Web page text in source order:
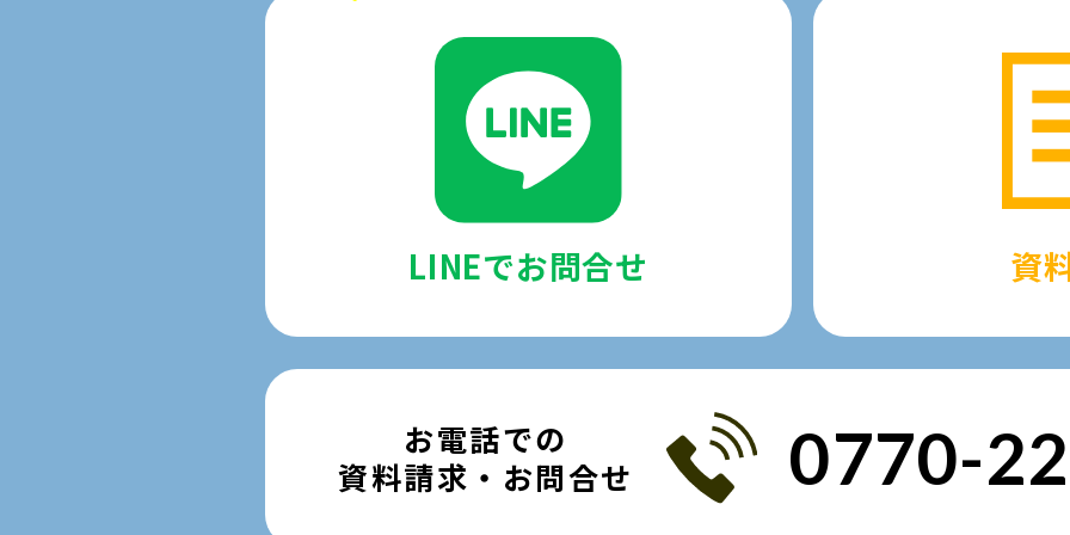
LINEでお問合せ 資
お電話での
資料請求・お問合せ
0770-